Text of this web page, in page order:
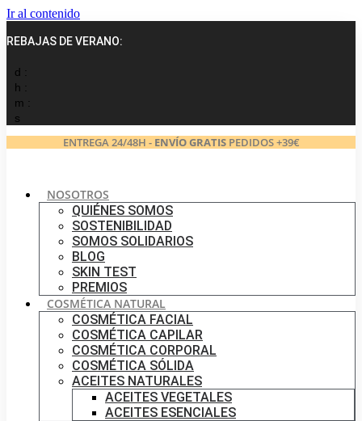
Ir al contenido
REBAJAS DE VERANO:
d :
h :
m :
s
ENTREGA 24/48H - ENVÍO GRATISPEDIDOS +39€
NOSOTROS
QUIÉNES SOMOS
SOSTENIBILIDAD
SOMOS SOLIDARIOS
BLOG
SKIN TEST
PREMIOS
COSMÉTICA NATURAL
COSMÉTICA FACIAL
COSMÉTICA CAPILAR
COSMÉTICA CORPORAL
COSMÉTICA SÓLIDA
ACEITES NATURALES
ACEITES VEGETALES
ACEITES ESENCIALES